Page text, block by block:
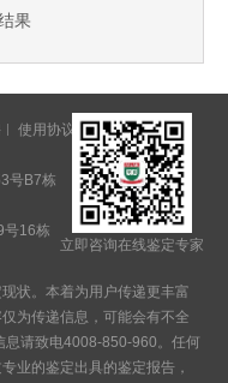
果
使用协议
意见反馈
号B7栋
号16栋
立即咨询在线鉴定专家
状。本着为用户传递更丰富
为传递信息，可能会有不全
息请致电4008-850-960。任何
业的鉴定出具的鉴定报告，